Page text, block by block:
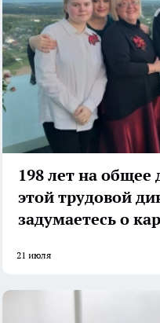
198 лет на общее
этой трудовой
задумаетесь о
21 июля